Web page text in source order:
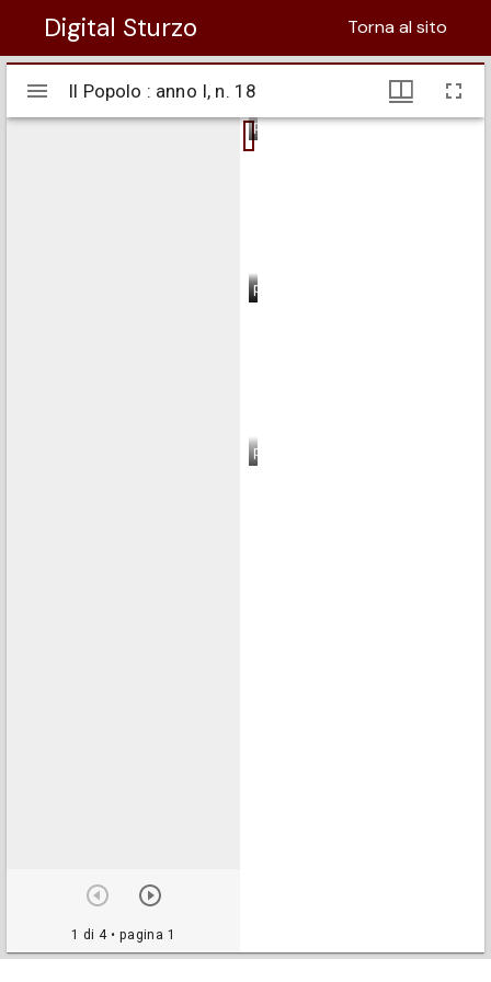
Digital Sturzo Torna al sito
Visualizzatore
Mirador
Il Popolo : anno I, n. 18
1 di 4• pagina 1
pagina 1
pagina 2
pagina 3
pagina 4
Il Popolo : anno I, n. 18